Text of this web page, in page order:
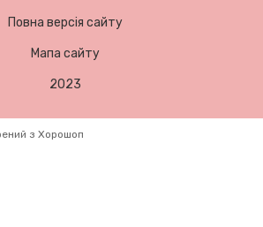
Повна версія сайту
Мапа сайту
2023
з Хорошоп